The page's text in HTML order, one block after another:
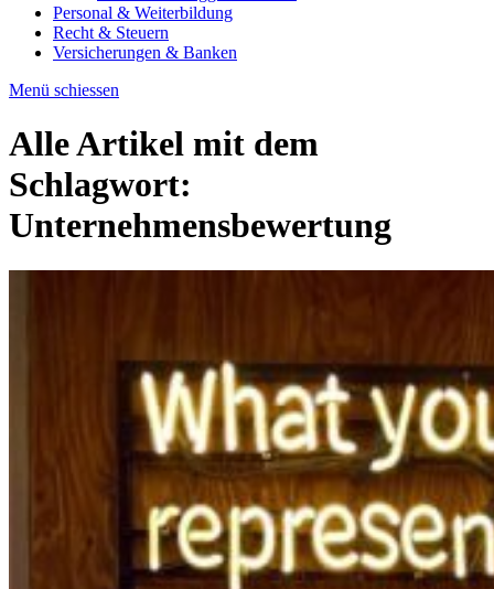
Personal & Weiterbildung
Recht & Steuern
Versicherungen & Banken
Menü schiessen
Alle Artikel mit dem
Schlagwort:
Unternehmensbewertung